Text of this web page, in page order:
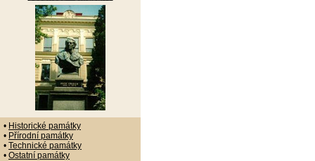
• Historické památky
• Přírodní památky
• Technické památky
• Ostatní památky